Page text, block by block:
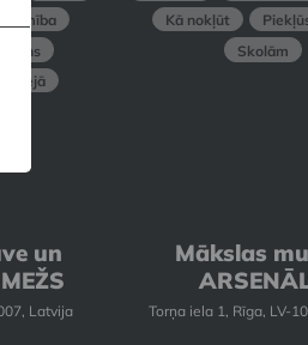
plāns
Kā nokļūt
Skolām
un
Latvija
Mākslas
Torņa iela 1, Rīga, LV-